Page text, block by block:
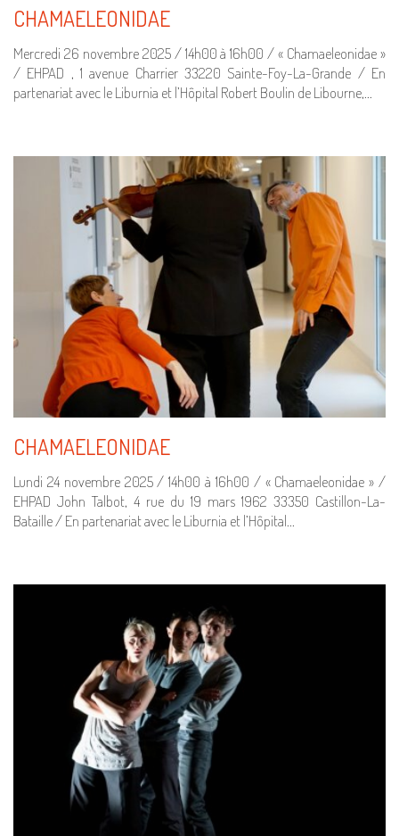
CHAMAELEONIDAE
Mercredi 26 novembre 2025 / 14h00 à 16h00 / « Chamaeleonidae »
/ EHPAD , 1 avenue Charrier 33220 Sainte-Foy-La-Grande / En
partenariat avec le Liburnia et l’Hôpital Robert Boulin de Libourne,…
CHAMAELEONIDAE
Lundi 24 novembre 2025 / 14h00 à 16h00 / « Chamaeleonidae » /
EHPAD John Talbot, 4 rue du 19 mars 1962 33350 Castillon-La-
Bataille / En partenariat avec le Liburnia et l’Hôpital…